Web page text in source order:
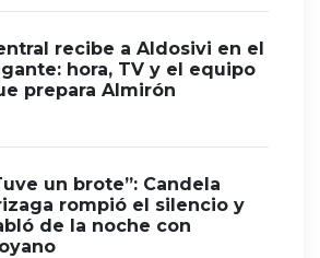
recibe a Aldosivi en el
hora, TV y el equipo
prepara Almirón
un brote”: Candela
rompió el silencio y
de la noche con